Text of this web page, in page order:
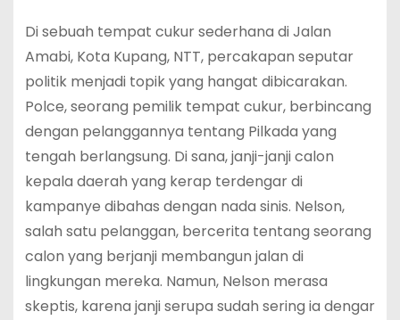
Di sebuah tempat cukur sederhana di Jalan
Amabi, Kota Kupang, NTT, percakapan seputar
politik menjadi topik yang hangat dibicarakan.
Polce, seorang pemilik tempat cukur, berbincang
dengan pelanggannya tentang Pilkada yang
tengah berlangsung. Di sana, janji-janji calon
kepala daerah yang kerap terdengar di
kampanye dibahas dengan nada sinis. Nelson,
salah satu pelanggan, bercerita tentang seorang
calon yang berjanji membangun jalan di
lingkungan mereka. Namun, Nelson merasa
skeptis, karena janji serupa sudah sering ia dengar